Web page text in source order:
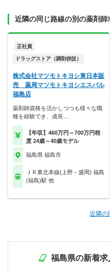
近隣の同じ路線の別の薬剤師
正社員
ドラッグストア（調剤併設）
株式会社マツモトキヨシ東日本販
売 薬局マツモトキヨシエスパル
福島店
薬剤師資格を活かしつつも様々な職
種を経験でき、成長…
【年収】460万円～700万円程
度 24歳～40歳モデル
福島県 福島市
ＪＲ東北本線(上野－盛岡) 福島
(福島)駅 他
近隣の
福島県の新着